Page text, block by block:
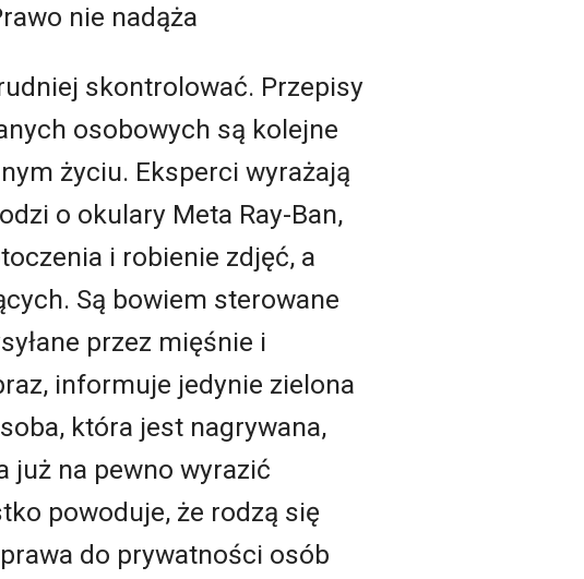
nie nadąża
skontrolować. Przepisy
osobowych są kolejne
życiu. Eksperci wyrażają
o okulary Meta Ray-Ban,
i robienie zdjęć, a
Są bowiem sterowane
przez mięśnie i
informuje jedynie zielona
która jest nagrywana,
już na pewno wyrazić
powoduje, że rodzą się
do prywatności osób